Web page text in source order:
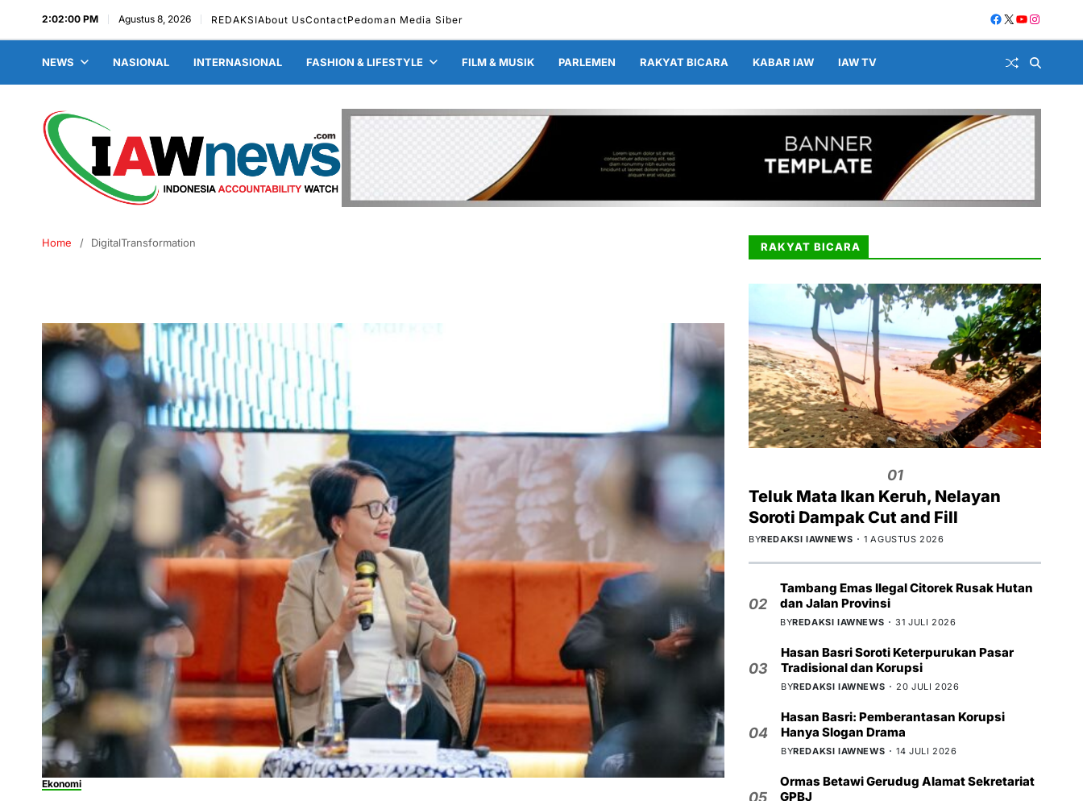
2:02:01 PM Agustus 8, 2026 REDAKSI About UsContactPedoman Media Siber
NEWS NASIONAL INTERNASIONAL FASHION & LIFESTYLE FILM & MUSIK PARLEMEN RAKYAT BICARA KABAR IAW IAW TV
Home DigitalTransformation
Ekonomi
RAKYAT BICARA
01
Teluk Mata Ikan Keruh, Nelayan
Soroti Dampak Cut and Fill
BYREDAKSI IAWNEWS 1 AGUSTUS 2026
02
Tambang Emas Ilegal Citorek Rusak Hutan
dan Jalan Provinsi
BYREDAKSI IAWNEWS 31 JULI 2026
03
Hasan Basri Soroti Keterpurukan Pasar
Tradisional dan Korupsi
BYREDAKSI IAWNEWS 20 JULI 2026
04
Hasan Basri: Pemberantasan Korupsi
Hanya Slogan Drama
BYREDAKSI IAWNEWS 14 JULI 2026
Ormas Betawi Gerudug Alamat Sekretariat
GPBJ